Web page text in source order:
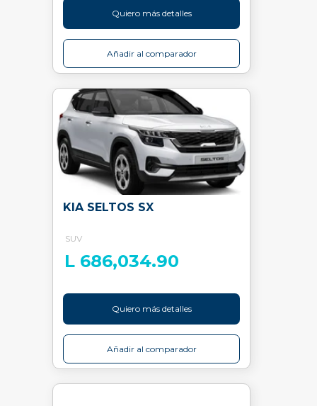
Quiero más detalles
Añadir al comparador
KIA SELTOS SX
SUV
L 686,034.90
Quiero más detalles
Añadir al comparador